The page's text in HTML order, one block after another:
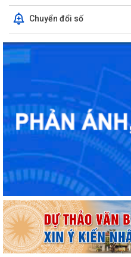
Chuyển đổi số
BAN THƯỜNG VỤ ĐẢNG ỦY
KIẾN ĐỐI VỚI NHIỀU NỘI DUNG
Nghị quyết Về di dời cư dân kết
xây dựng lại chung cư cũ,...
Nghị quyết Sửa đổi, bổ sung
phố tại Nghị quyết số...
Nghị quyết Về việc thông qua
công trình phải thu hồi đất...